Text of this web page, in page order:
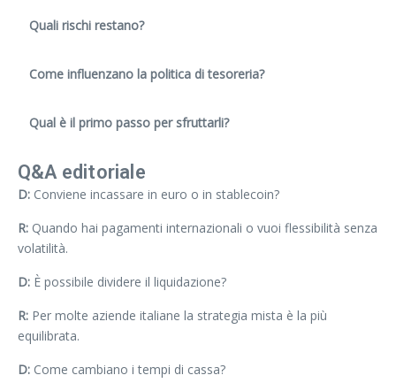
Quali rischi restano?
Come influenzano la politica di tesoreria?
Qual è il primo passo per sfruttarli?
Q&A editoriale
D: Conviene incassare in euro o in stablecoin?
R: Quando hai pagamenti internazionali o vuoi flessibilità senza
volatilità.
D: È possibile dividere il liquidazione?
R: Per molte aziende italiane la strategia mista è la più
equilibrata.
D: Come cambiano i tempi di cassa?